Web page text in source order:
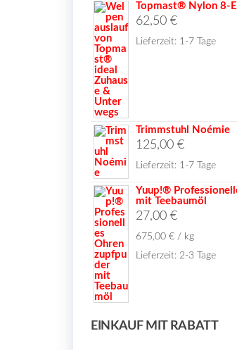
Topmast® Nylon 8-
62,50 €
Lieferzeit: 1-7 Tage
Trimmstuhl Noémie
125,00 €
Lieferzeit: 1-7 Tage
Yuup!®
mit Teebaumöl
27,00 €
675,00 € / kg
Lieferzeit: 2-3 Tage
EINKAUF MIT RABATT